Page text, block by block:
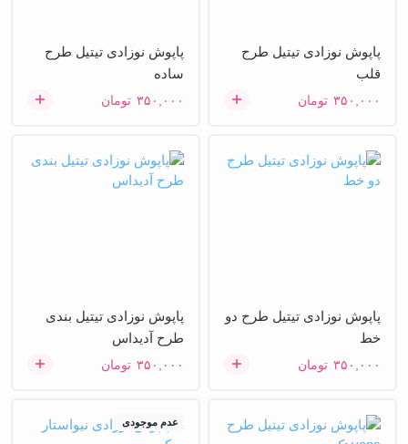
پاپوش نوزادی تیتیل طرح
قلب
۳۵۰,۰۰۰ تومان
پاپوش نوزادی تیتیل طرح
ساده
۳۵۰,۰۰۰ تومان
پاپوش نوزادی تیتیل طرح دو
خط
۳۵۰,۰۰۰ تومان
پاپوش نوزادی تیتیل بندی
طرح آدیداس
۳۵۰,۰۰۰ تومان
عدم موجودی